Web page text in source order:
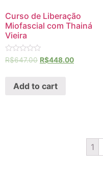
Curso de Liberação
Miofascial com Thainá
Vieira
Rated
0
R$647.00 R$448.00
Add to cart
1